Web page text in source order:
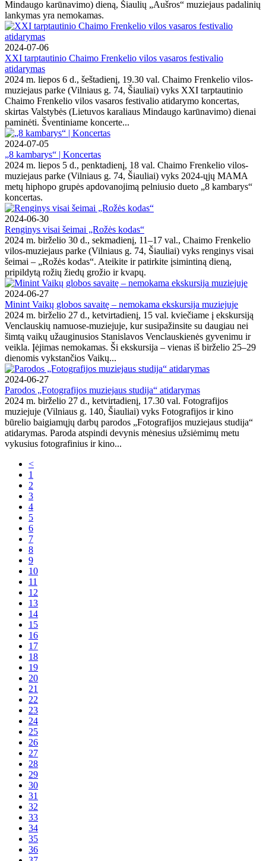
Mindaugo karūnavimo) dieną, Šiaulių „Aušros“ muziejaus padalinių
lankymas yra nemokamas.
2024-07-06
XXI tarptautinio Chaimo Frenkelio vilos vasaros festivalio
atidarymas
2024 m. liepos 6 d., šeštadienį, 19.30 val. Chaimo Frenkelio vilos-
muziejaus parke (Vilniaus g. 74, Šiauliai) vyks XXI tarptautinio
Chaimo Frenkelio vilos vasaros festivalio atidarymo koncertas,
skirtas Valstybės (Lietuvos karaliaus Mindaugo karūnavimo) dienai
paminėti. Šventiniame koncerte...
2024-07-05
„8 kambarys“ | Koncertas
2024 m. liepos 5 d., penktadienį, 18 val. Chaimo Frenkelio vilos-
muziejaus parke (Vilniaus g. 74, Šiauliai) vyks 2024-ųjų MAMA
metų hiphopo grupės apdovanojimą pelniusio dueto „8 kambarys“
koncertas.
2024-06-30
Renginys visai šeimai „Rožės kodas“
2024 m. birželio 30 d., sekmadienį, 11–17 val., Chaimo Frenkelio
vilos-muziejaus parke (Vilniaus g. 74, Šiauliai) vyks renginys visai
šeimai – „Rožės kodas“. Ateikite ir patirkite įsimintiną dieną,
pripildytą rožių žiedų grožio ir kvapų.
2024-06-27
Minint Vaikų globos savaitę – nemokama ekskursija muziejuje
2024 m. birželio 27 d., ketvirtadienį, 15 val. kviečiame į ekskursiją
Venclauskių namuose-muziejuje, kur susipažinsite su daugiau nei
šimtą vaikų užauginusios Stanislavos Venclauskienės gyvenimu ir
veikla. Įėjimas nemokamas. Ši ekskursija – vienas iš birželio 25–29
dienomis vykstančios Vaikų...
2024-06-27
Parodos „Fotografijos muziejaus studija“ atidarymas
2024 m. birželio 27 d., ketvirtadienį, 17.30 val. Fotografijos
muziejuje (Vilniaus g. 140, Šiauliai) vyks Fotografijos ir kino
būrelio baigiamųjų darbų parodos „Fotografijos muziejaus studija“
atidarymas. Paroda atspindi devynis mėnesius užsiėmimų metu
vykusius fotografinius ir kino...
<
1
2
3
4
5
6
7
8
9
10
11
12
13
14
15
16
17
18
19
20
21
22
23
24
25
26
27
28
29
30
31
32
33
34
35
36